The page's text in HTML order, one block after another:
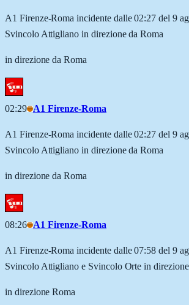
A1 Firenze-Roma incidente dalle 02:27 del 9
Svincolo Attigliano in direzione da Roma
in direzione da Roma
02:29 A1 Firenze-Roma
A1 Firenze-Roma incidente dalle 02:27 del 9
Svincolo Attigliano in direzione da Roma
in direzione da Roma
08:26 A1 Firenze-Roma
A1 Firenze-Roma incidente dalle 07:58 del 9
Svincolo Attigliano e Svincolo Orte in
in direzione Roma